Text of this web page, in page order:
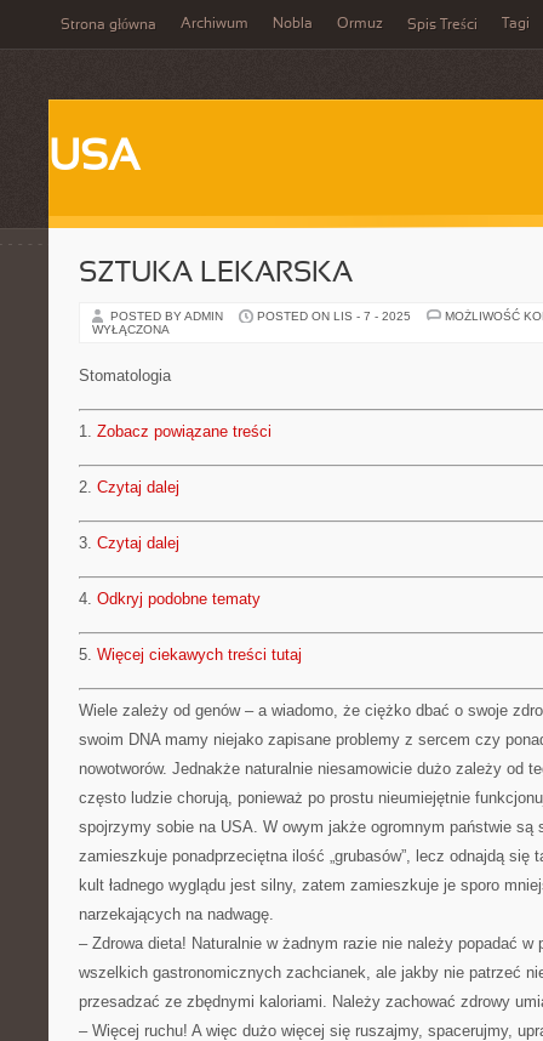
Strona główna Archiwum Nobla Ormuz Spis Treści Tagi
USA
SZTUKA LEKARSKA
POSTED BY ADMIN POSTED ON LIS - 7 - 2025
MOŻLIWOŚĆ
WYŁĄCZONA
Stomatologia
1. Zobacz powiązane treści
2. Czytaj dalej
3. Czytaj dalej
4. Odkryj podobne tematy
5. Więcej ciekawych treści tutaj
Wiele zależy od genów – a wiadomo, że ciężko dbać o swoje
swoim DNA mamy niejako zapisane problemy z sercem czy
nowotworów. Jednakże naturalnie niesamowicie dużo zależy od
często ludzie chorują, ponieważ po prostu nieumiejętnie
spojrzymy sobie na USA. W owym jakże ogromnym państwie są
zamieszkuje ponadprzeciętna ilość „grubasów”, lecz odnajdą się
kult ładnego wyglądu jest silny, zatem zamieszkuje je sporo
narzekających na nadwagę.
– Zdrowa dieta! Naturalnie w żadnym razie nie należy popadać w
wszelkich gastronomicznych zachcianek, ale jakby nie patrzeć
przesadzać ze zbędnymi kaloriami. Należy zachować zdrowy
– Więcej ruchu! A więc dużo więcej się ruszajmy, spacerujmy,